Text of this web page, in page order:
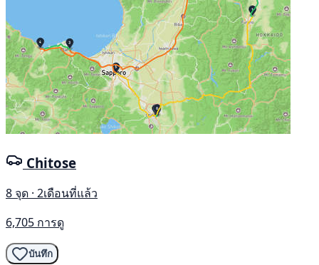
Chitose
8 จุด · 2เดือนที่แล้ว
6,705 การดู
บันทึก